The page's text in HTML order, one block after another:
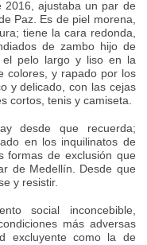
2016, ajustaba un par de
Paz. Es de piel morena,
tiene la cara redonda,
de zambo hijo de
pelo largo y liso en la
colores, y rapado por los
y delicado, con las cejas
cortos, tenis y camiseta.
desde que recuerda;
en los inquilinatos de
formas de exclusión que
de Medellín. Desde que
y resistir.
social inconcebible,
más adversas
excluyente como la de